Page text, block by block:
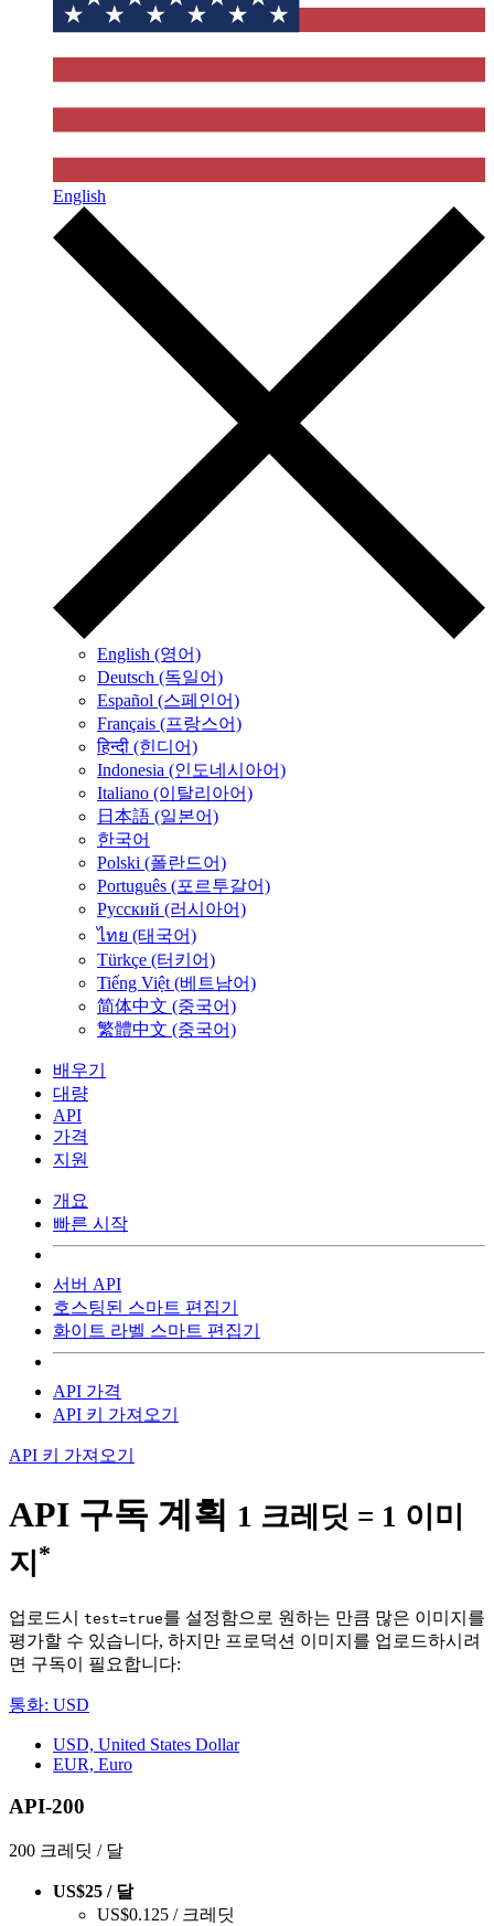
English
English (영어)
Deutsch (독일어)
Español (스페인어)
Français (프랑스어)
हिन्दी (힌디어)
Indonesia (인도네시아어)
Italiano (이탈리아어)
日本語 (일본어)
한국어
Polski (폴란드어)
Português (포르투갈어)
Русский (러시아어)
ไทย (태국어)
Türkçe (터키어)
Tiếng Việt (베트남어)
简体中文 (중국어)
繁體中文 (중국어)
배우기
대량
API
가격
지원
개요
빠른 시작
서버 API
호스팅된 스마트 편집기
화이트 라벨 스마트 편집기
API 가격
API 키 가져오기
API 키 가져오기
API 구독 계획 1 크레딧 = 1 이미
지 *
업로드시 test=true를 설정함으로 원하는 만큼 많은 이미지를
평가할 수 있습니다, 하지만 프로덕션 이미지를 업로드하시려
면 구독이 필요합니다:
통화: USD
USD, United States Dollar
EUR, Euro
API-200
200 크레딧 / 달
US$25 / 달
US$0.125 / 크레딧